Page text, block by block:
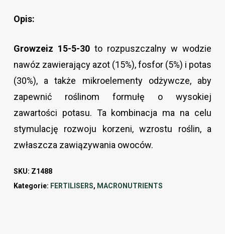
Opis:
Growzeiz 15-5-30to rozpuszczalny w wodzie
nawóz zawierający azot (15%), fosfor (5%) i potas
(30%), a także mikroelementy odżywcze, aby
zapewnić roślinom formułę o wysokiej
zawartości potasu. Ta kombinacja ma na celu
stymulację rozwoju korzeni, wzrostu roślin, a
zwłaszcza zawiązywania owoców.
SKU: Z1488
Kategorie: FERTILISERS, MACRONUTRIENTS